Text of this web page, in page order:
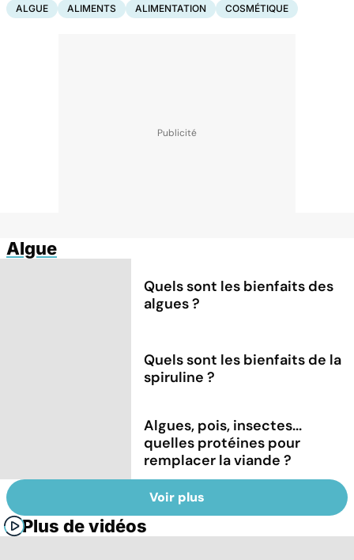
ALGUE ALIMENTS ALIMENTATION COSMÉTIQUE
Algue
Quels sont les bienfaits des
algues ?
Quels sont les bienfaits de la
spiruline ?
Algues, pois, insectes...
quelles protéines pour
remplacer la viande ?
Voir plus
Plus de vidéos